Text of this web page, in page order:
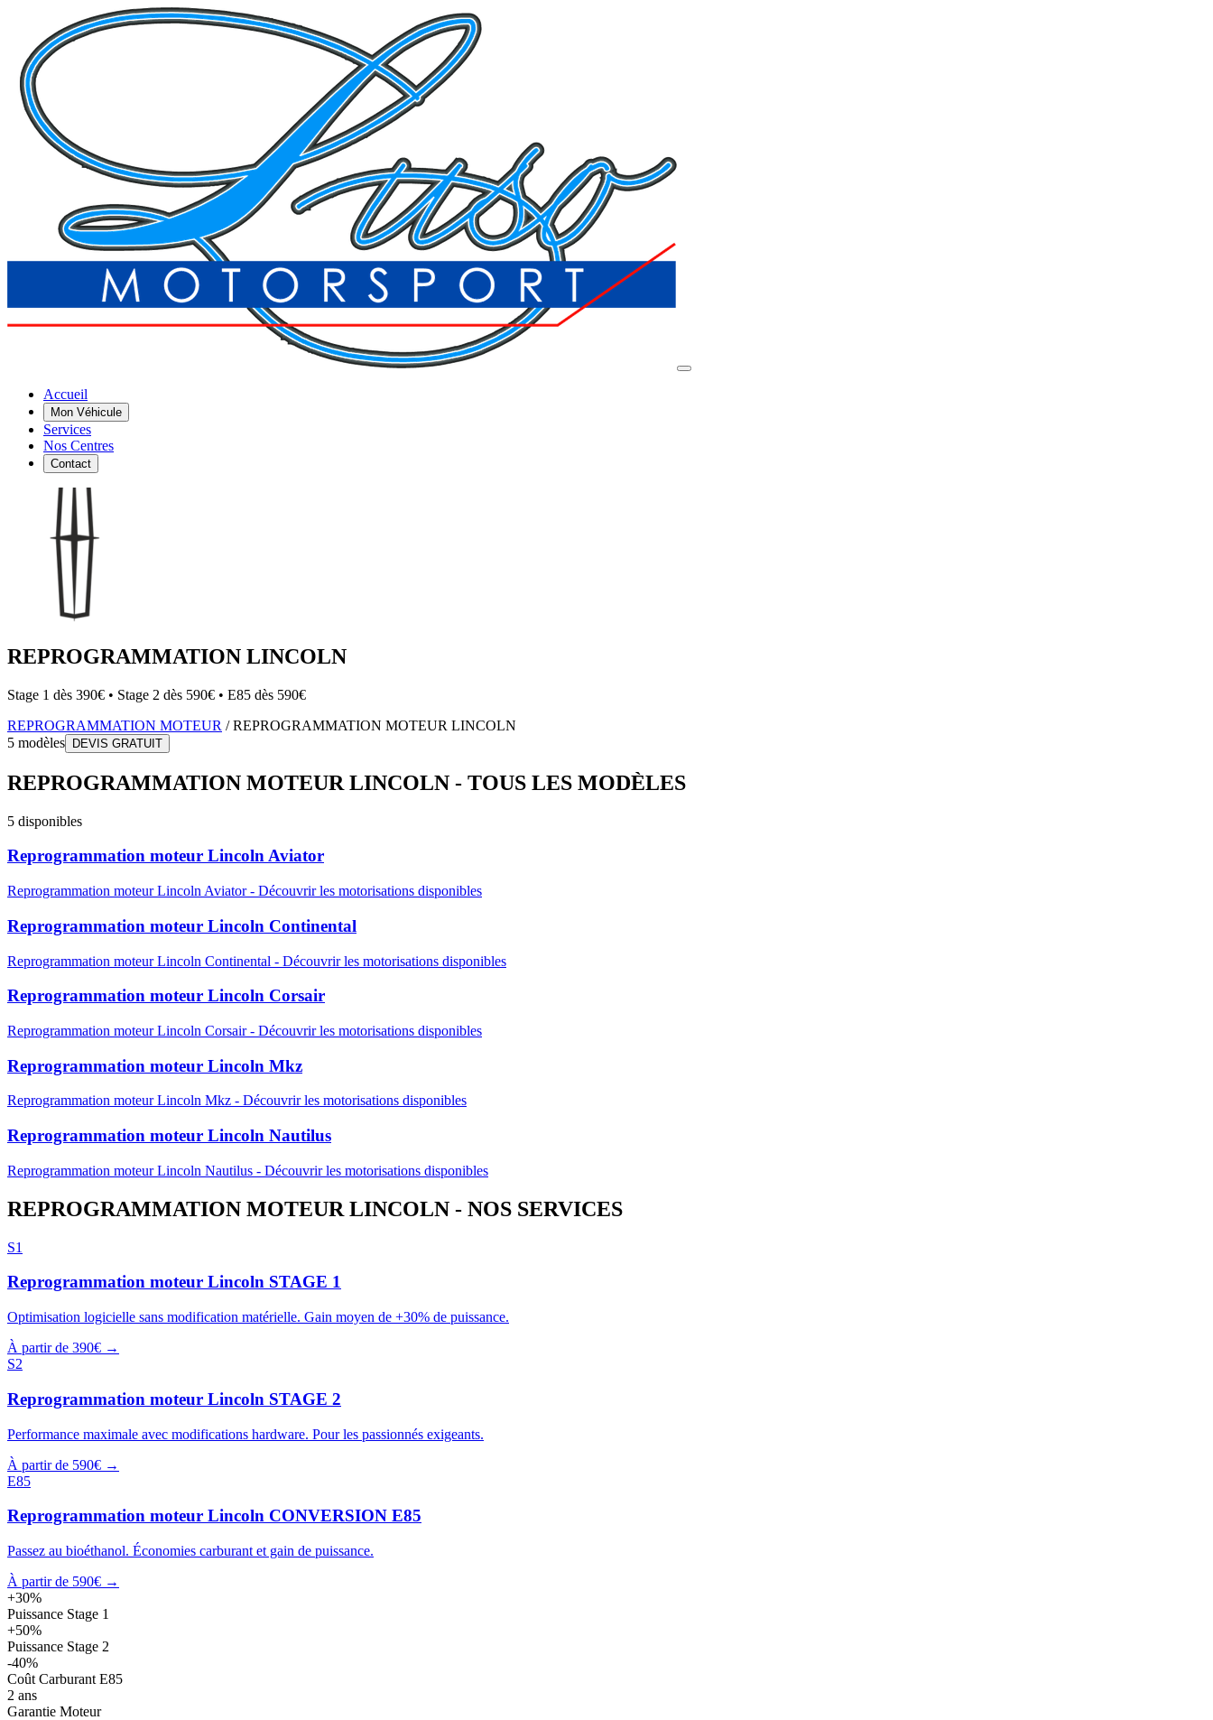
Accueil
Mon Véhicule
Services
Nos Centres
Contact
REPROGRAMMATION LINCOLN
Stage 1 dès 390€ • Stage 2 dès 590€ • E85 dès 590€
REPROGRAMMATION MOTEUR /REPROGRAMMATION MOTEUR LINCOLN
5 modèles DEVIS GRATUIT
REPROGRAMMATION MOTEUR LINCOLN - TOUS LES MODÈLES
5 disponibles
Reprogrammation moteur LincolnAviator
Reprogrammation moteurLincoln Aviator- Découvrir les motorisations disponibles
Reprogrammation moteur Lincoln Continental
Reprogrammation moteurLincoln Continental - Découvrir les motorisations disponibles
Reprogrammation moteur Lincoln Corsair
Reprogrammation moteurLincoln Corsair- Découvrir les motorisations disponibles
Reprogrammation moteur Lincoln Mkz
Reprogrammation moteurLincoln Mkz - Découvrir les motorisations disponibles
Reprogrammation moteur Lincoln Nautilus
Reprogrammation moteurLincoln Nautilus - Découvrir les motorisations disponibles
REPROGRAMMATION MOTEUR LINCOLN - NOS SERVICES
S1
Reprogrammation moteur Lincoln STAGE 1
Optimisation logicielle sans modification matérielle. Gain moyen de +30% de puissance.
À partir de 390€ →
S2
Reprogrammation moteur Lincoln STAGE 2
Performance maximale avec modifications hardware. Pour les passionnés exigeants.
À partir de 590€ →
E85
Reprogrammation moteur Lincoln CONVERSION E85
Passez au bioéthanol. Économies carburant et gain de puissance.
À partir de 590€ →
+30%
Puissance Stage 1
+50%
Puissance Stage 2
-40%
Coût Carburant E85
2 ans
Garantie Moteur